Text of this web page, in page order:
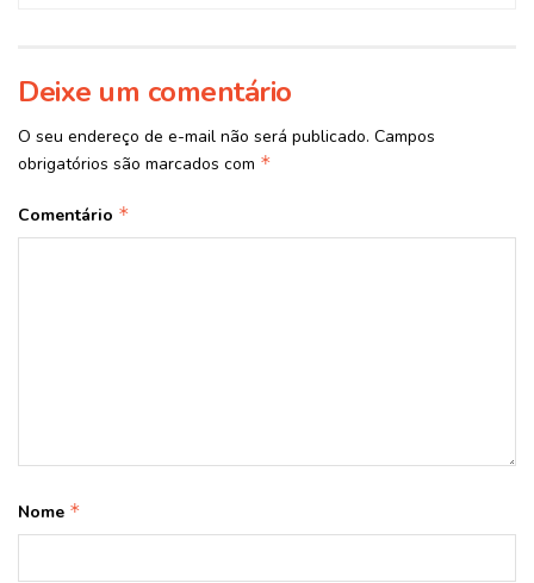
Deixe um comentário
O seu endereço de e-mail não será publicado. Campos
obrigatórios são marcados com *
Comentário *
Nome *